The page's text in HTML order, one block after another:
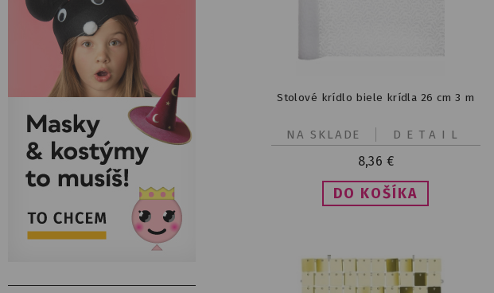
Stolové krídlo biele krídla 26 cm 3 m
8,36 €
DETAIL
NA SKLADE